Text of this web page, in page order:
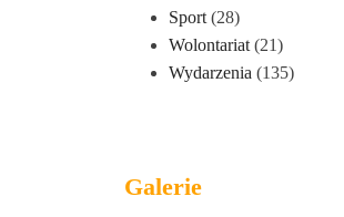
Sport (28)
Wolontariat (21)
Wydarzenia (135)
Galerie